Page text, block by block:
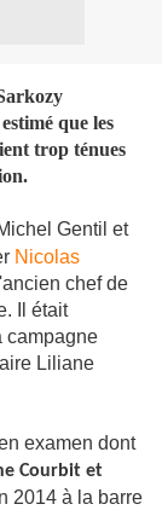
que les
trop ténues
Gentil et
Nicolas
chef de
Il était
campagne
Liliane
examen dont
Courbit et
2014 à la barre